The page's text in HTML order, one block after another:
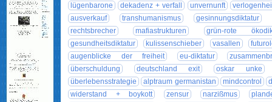
lügenbarone
dekadenz + verfall unvernunft
ausverkauf
transhumanismus
gesinnungsdiktatur
rechtsbrecher
mafiastrukturen
grün-rote
gesundheitsdiktatur
kulissenschieber vasallen
augenblicke der freiheit
eu-diktatur
überschuldung
deutschland exit
oskar unke
überlebensstrategie
alptraum germanistan mindcontrol
widerstand + boykott
zensur narzißmus